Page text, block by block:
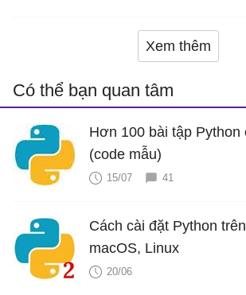
Xem thêm
Có thể bạn quan tâm
Hơn 100 bài tập Python
(code mẫu)
15/07 41
Cách cài đặt Python
macOS, Linux
20/06